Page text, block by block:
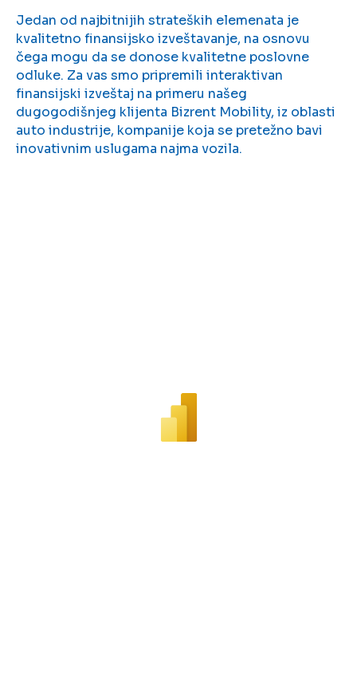
Jedan od najbitnijih strateških elemenata je
kvalitetno finansijsko izveštavanje, na osnovu
čega mogu da se donose kvalitetne poslovne
odluke. Za vas smo pripremili interaktivan
finansijski izveštaj na primeru našeg
dugogodišnjeg klijenta Bizrent Mobility, iz oblasti
auto industrije, kompanije koja se pretežno bavi
inovativnim uslugama najma vozila.